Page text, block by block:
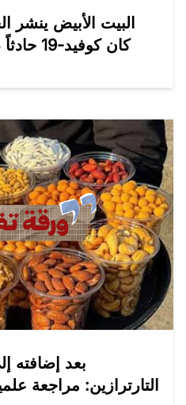
البيت الأبيض ينشر
كان
بعد إضافته
التارترازين: مراجعة